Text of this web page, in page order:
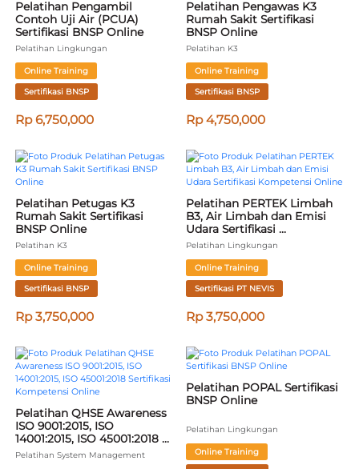
Pelatihan Pengambil
Contoh Uji Air (PCUA)
Sertifikasi BNSP Online
Pelatihan Lingkungan
Online Training
Sertifikasi BNSP
Rp 6,750,000
Pelatihan Pengawas K3
Rumah Sakit Sertifikasi
BNSP Online
Pelatihan K3
Online Training
Sertifikasi BNSP
Rp 4,750,000
Pelatihan Petugas K3
Rumah Sakit Sertifikasi
BNSP Online
Pelatihan K3
Online Training
Sertifikasi BNSP
Rp 3,750,000
Pelatihan PERTEK Limbah
B3, Air Limbah dan Emisi
Udara Sertifikasi
Kompetensi Online
Pelatihan Lingkungan
Online Training
Sertifikasi PT NEVIS
Rp 3,750,000
Pelatihan QHSE Awareness
ISO 9001:2015, ISO
14001:2015, ISO 45001:2018
Sertifikasi Kompetensi
Pelatihan System Management
Pelatihan POPAL Sertifikasi
BNSP Online
Pelatihan Lingkungan
Online Training